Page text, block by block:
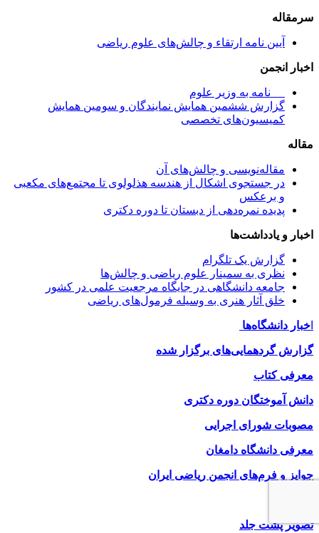
سرمقاله
آیین نامه ارتقاء و چالش‌های علوم ریاضی
اخبار انجمن
نامه به وزیر علوم
گزارش ششمین همایش نمایندگان و سومین همایش
کمیسیون‌های تخصصی
مقاله
مقاله‌نویسی و چالش‌های آن
در جستجوی اشکال از هندسه هذلولوی تا مجتمع‌های مکعبی
و برعکس
پدیده نمره‌دهی از دبستان تا دوره دکتری
اخبار و یادداشت‌ها
گزارش یک تلگرام
نظری به سمینار علوم ریاضی و چالش‌ها
جامعه دانشگاهی در جایگاه مرجعیت علمی در کشور
خلق آثار هنری به وسیله فرمول‌های ریاضی
خبار دانشگاه‌ها
گزارش گردهمایی‌های برگزار شده
معرفی کتاب
دانش آموختگان دوره دکتری
مصوبات شورای اجرایی
معرفی دانشگاه دامغان
جوایز و فرم‌های انجمن ریاضی ایران
تصویر پشت جلد